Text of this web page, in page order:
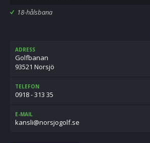
18-hålsbana
ADRESS
Golfbanan
93521 Norsjö
TELEFON
0918 - 313 35
E-MAIL
es.flogojsron@ilsnak